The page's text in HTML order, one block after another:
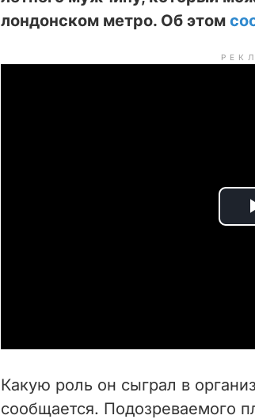
лондонском метро. Об этом
Какую роль он сыграл в
сообщается. Подозреваемого